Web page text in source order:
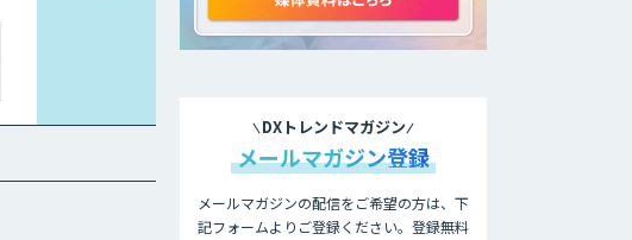
DXトレンドマガジン
メールマガジン登録
メールマガジンの配信をご希望の方は、下
記フォームよりご登録ください。登録無料